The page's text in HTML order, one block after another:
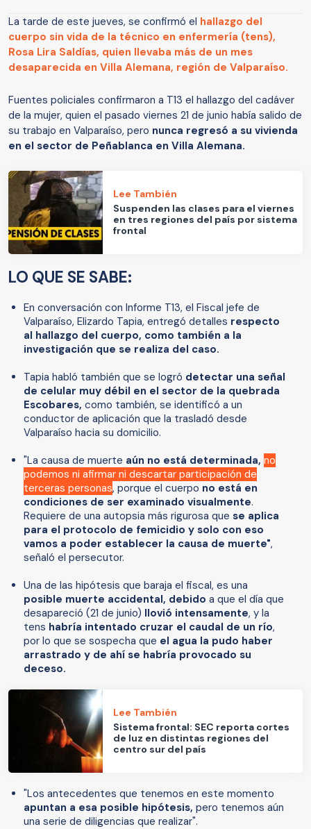
La tarde de este jueves, se confirmó el hallazgo del
cuerpo sin vida de la técnico en enfermería (tens),
Rosa Lira Saldías, quien llevaba más de un mes
desaparecida en Villa Alemana, región de Valparaíso.
Fuentes policiales confirmaron a T13 el hallazgo del cadáver
de la mujer, quien el pasado viernes 21 de junio había salido de
su trabajo en Valparaíso, pero nunca regresó a su vivienda
en el sector de Peñablanca en Villa Alemana.
Lee También
Suspenden las clases para el viernes
en tres regiones del país por sistema
frontal
LO QUE SE SABE:
En conversación con Informe T13, el Fiscal jefe de
Valparaíso, Elizardo Tapia, entregó detalles respecto
al hallazgo del cuerpo, como también a la
investigación que se realiza del caso.
Tapia habló también que se logró detectar una señal
de celular muy débil en el sector de la quebrada
Escobares, como también, se identificó a un
conductor de aplicación que la trasladó desde
Valparaíso hacia su domicilio.
"La causa de muerte aún no está determinada, no
podemos ni afirmar ni descartar participación de
terceras personas, porque el cuerpo no está en
condiciones de ser examinado visualmente.
Requiere de una autopsia más rigurosa que se aplica
para el protocolo de femicidio y solo con eso
vamos a poder establecer la causa de muerte",
señaló el persecutor.
Una de las hipótesis que baraja el fiscal, es una
posible muerte accidental, debido a que el día que
desapareció (21 de junio) llovió intensamente, y la
tens habría intentado cruzar el caudal de un río,
por lo que se sospecha que el agua la pudo haber
arrastrado y de ahí se habría provocado su
deceso.
Lee También
Sistema frontal: SEC reporta cortes
de luz en distintas regiones del
centro sur del país
"Los antecedentes que tenemos en este momento
apuntan a esa posible hipótesis, pero tenemos aún
una serie de diligencias que realizar".